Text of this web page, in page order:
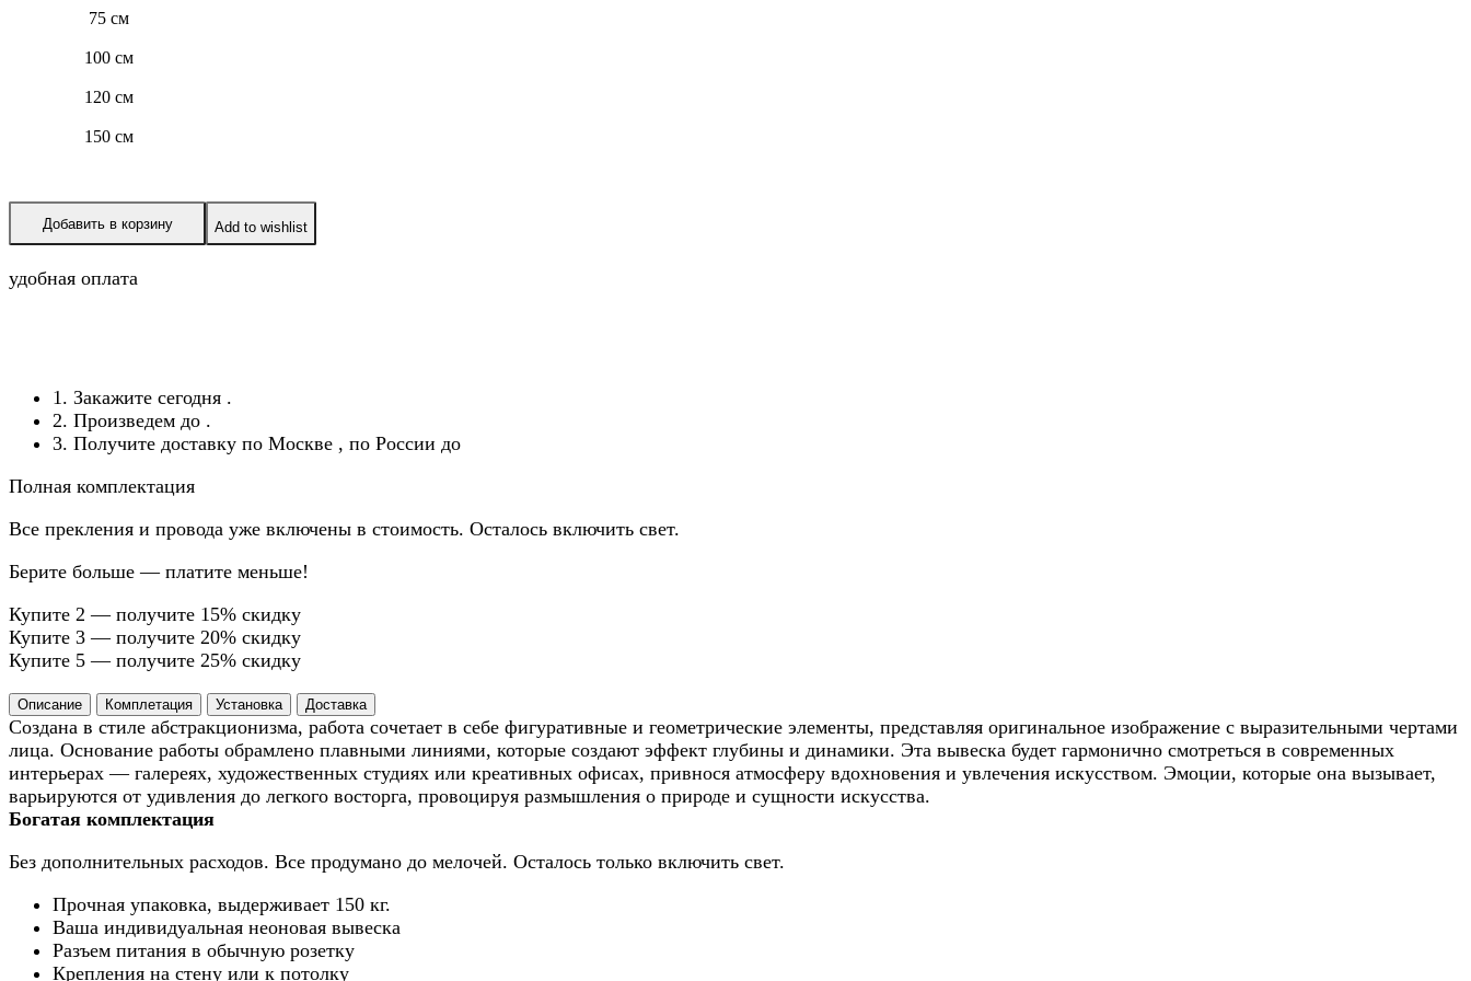
75 см
100 см
120 см
150 см
Добавить в корзину Add to wishlist
удобная оплата
1. Закажите сегодня .
2. Произведем до .
3. Получите доставку по Москве , по России до
Полная комплектация
Все прекления и провода уже включены в стоимость. Осталось включить свет.
Берите больше — платите меньше!
Купите 2 — получите 15% скидку
Купите 3 — получите 20% скидку
Купите 5 — получите 25% скидку
Описание Комплетация Установка Доставка
Создана в стиле абстракционизма, работа сочетает в себе фигуративные и геометрические элементы, представляя оригинальное изображение с выразительными чертами
лица. Основание работы обрамлено плавными линиями, которые создают эффект глубины и динамики. Эта вывеска будет гармонично смотреться в современных
интерьерах — галереях, художественных студиях или креативных офисах, привнося атмосферу вдохновения и увлечения искусством. Эмоции, которые она вызывает,
варьируются от удивления до легкого восторга, провоцируя размышления о природе и сущности искусства.
Богатая комплектация
Без дополнительных расходов. Все продумано до мелочей. Осталось только включить свет.
Прочная упаковка, выдерживает 150 кг.
Ваша индивидуальная неоновая вывеска
Разъем питания в обычную розетку
Крепления на стену или к потолку